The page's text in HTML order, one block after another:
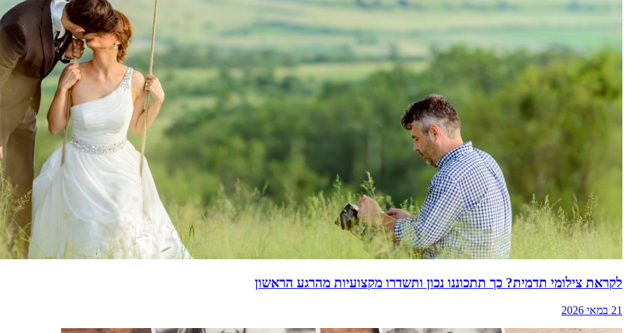
לקראת צילומי תדמית? כך תתכוננו נכון ותשדרו מקצועיות מהרגע הראשון
21 במאי 2026